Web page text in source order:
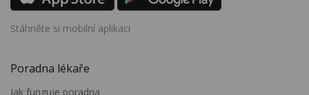
Stáhněte si mobilní aplikaci
Poradna lékaře
Jak funguje poradna